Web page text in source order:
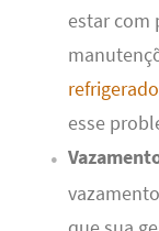
estar com
esse